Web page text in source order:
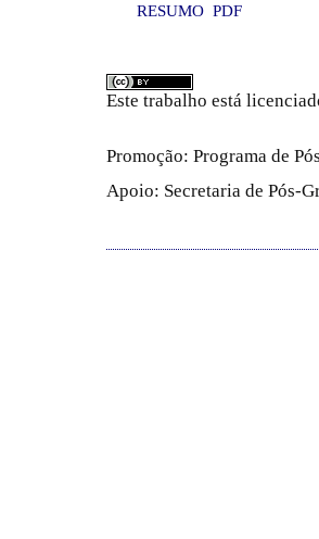
RESUMO PDF
Este trabalho está
Promoção: Programa de
Apoio: Secretaria de Pós-